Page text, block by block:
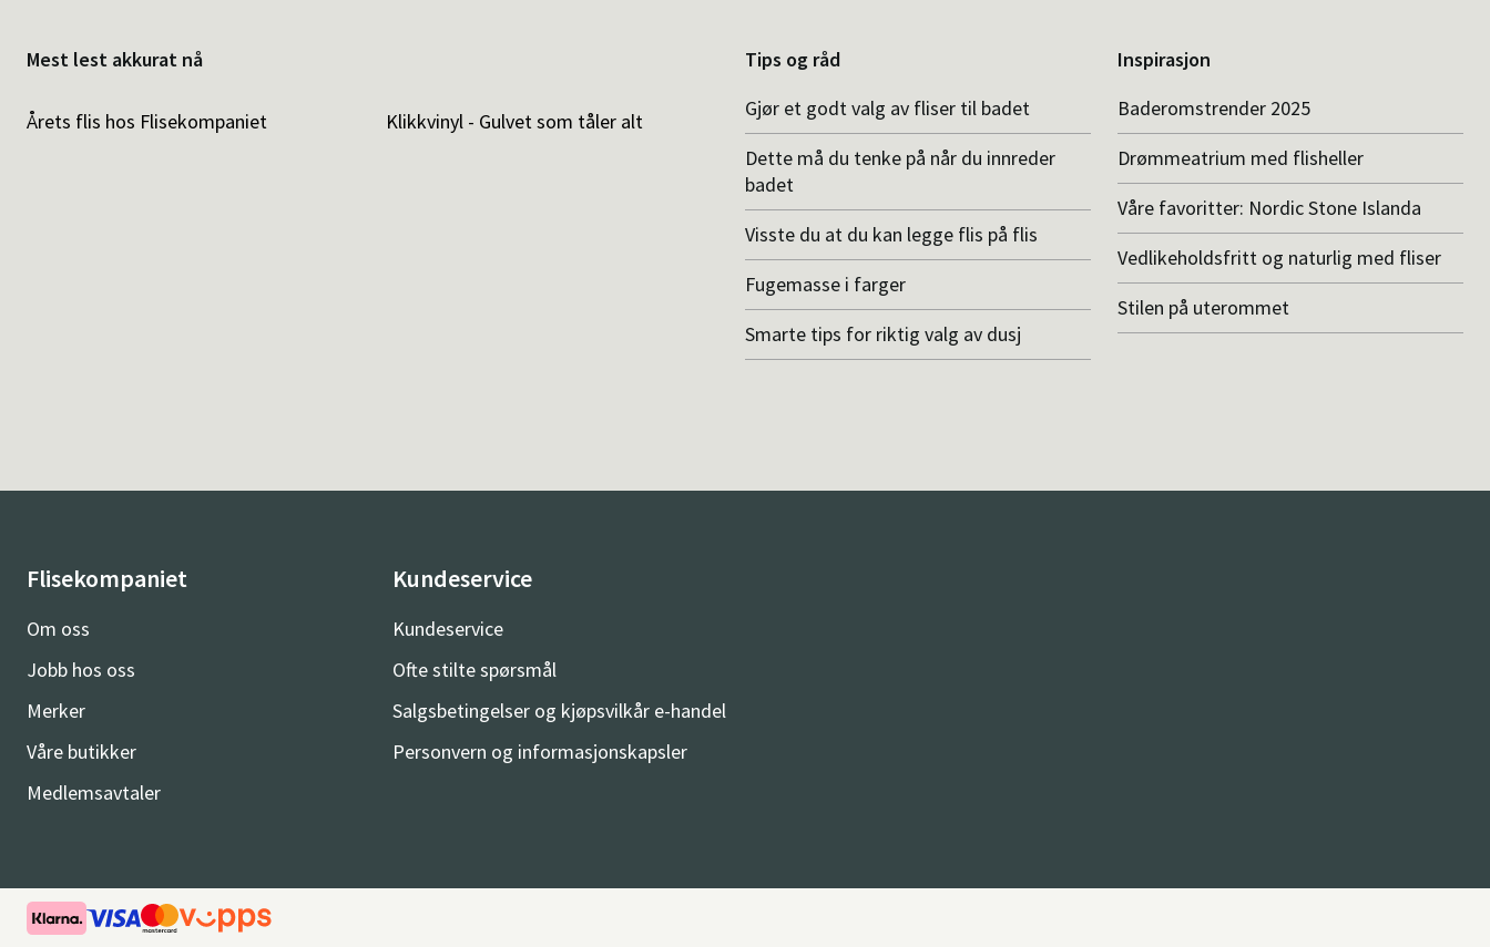
Mest lest akkurat nå
Årets flis hos Flisekompaniet Klikkvinyl - Gulvet som tåler alt
Tips og råd
Gjør et godt valg av fliser til badet
Dette må du tenke på når du innreder
badet
Visste du at du kan legge flis på flis
Fugemasse i farger
Smarte tips for riktig valg av dusj
Inspirasjon
Baderomstrender 2025
Drømmeatrium med flisheller
Våre favoritter: Nordic Stone Islanda
Vedlikeholdsfritt og naturlig med fliser
Stilen på uterommet
Flisekompaniet
Om oss
Jobb hos oss
Merker
Våre butikker
Medlemsavtaler
Kundeservice
Kundeservice
Ofte stilte spørsmål
Salgsbetingelser og kjøpsvilkår e-handel
Personvern og informasjonskapsler